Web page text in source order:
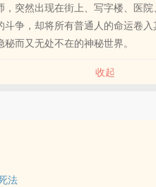
，突然出现在街上、写字楼、医
争，却将所有普通人的命运卷
而又无处不在的神秘世界。
收起
法